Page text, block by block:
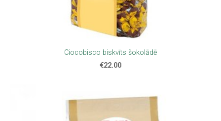
Ciocobisco biskvīts šokolādē
€22.00